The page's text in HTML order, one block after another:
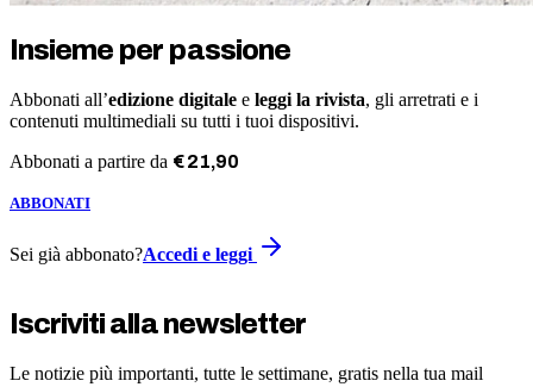
Insieme per passione
Abbonati all’edizione digitale e leggi la rivista, gli arretrati e i
contenuti multimediali su tutti i tuoi dispositivi.
Abbonati a partire da €21,90
ABBONATI
Sei già abbonato?Accedi e leggi
Iscriviti alla newsletter
Le notizie più importanti, tutte le settimane, gratis nella tua mail